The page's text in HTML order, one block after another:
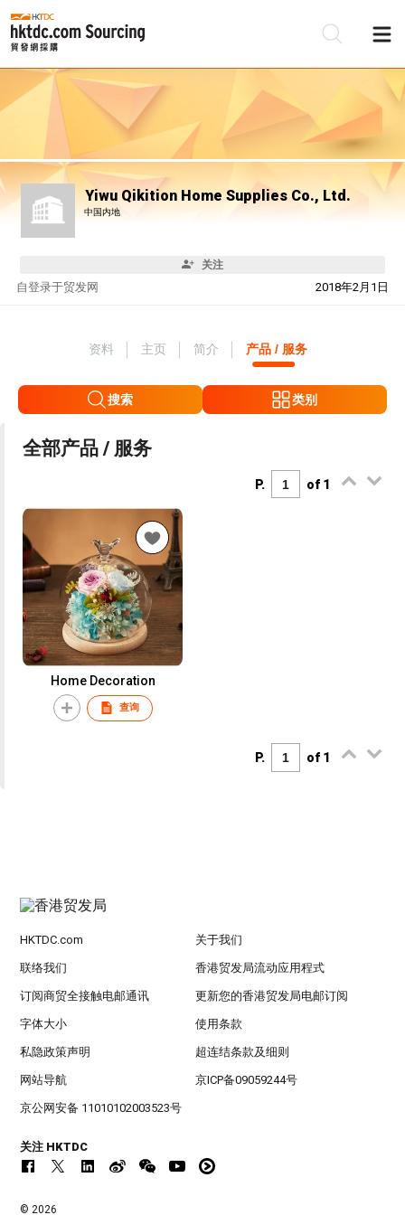
Yiwu Qikition Home Supplies Co., Ltd.
中国内地
关注
自 2018年2月1日
登录于贸发网
资料 主页 简介 产品 / 服务
搜索 类别
全部产品 / 服务
P. of 1
Home Decoration
查询
P. of 1
HKTDC.com 关于我们
联络我们 香港贸发局流动应用程式
订阅商贸全接触电邮通讯 更新您的香港贸发局电邮订阅
字体大小 使用条款
私隐政策声明 超连结条款及细则
网站导航 京ICP备09059244号
京公网安备 11010102003523号
关注 HKTDC
© 2026